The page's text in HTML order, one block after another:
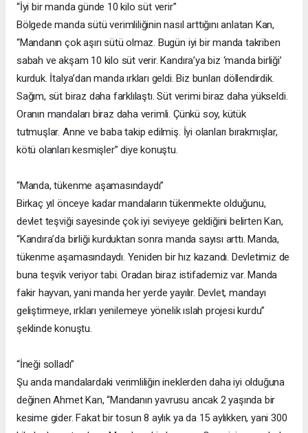
“İyi bir manda günde 10 kilo süt verir”
Bölgede manda sütü verimliliğinin nasıl arttığını anlatan Kan,
“Mandanın çok aşırı sütü olmaz. Bugün iyi bir manda takriben
sabah ve akşam 10 kilo süt verir. Kandıra’ya biz ‘manda birliği’
kurduk. İtalya’dan manda ırkları geldi. Biz bunları döllendirdik.
Sağım, süt biraz daha farklılaştı. Süt verimi biraz daha yükseldi.
Oranın mandaları biraz daha verimli. Çünkü soy, kütük
tutmuşlar. Anne ve baba takip edilmiş. İyi olanları bırakmışlar,
kötü olanları kesmişler” diye konuştu.
“Manda, tükenme aşamasındaydı”
Birkaç yıl önceye kadar mandaların tükenmekte olduğunu,
devlet teşviği sayesinde çok iyi seviyeye geldiğini belirten Kan,
“Kandıra’da birliği kurduktan sonra manda sayısı arttı. Manda,
tükenme aşamasındaydı. Yeniden bir hız kazandı. Devletimiz de
buna teşvik veriyor tabi. Oradan biraz istifademiz var. Manda
fakir hayvan, yani manda her yerde yayılır. Devlet, mandayı
geliştirmeye, ırkları yenilemeye yönelik ıslah projesi kurdu”
şeklinde konuştu.
“İneği solladı”
Şu anda mandalardaki verimliliğin ineklerden daha iyi olduğuna
değinen Ahmet Kan, “Mandanın yavrusu ancak 2 yaşında bir
kesime gider. Fakat bir tosun 8 aylık ya da 15 aylıkken, yani 300